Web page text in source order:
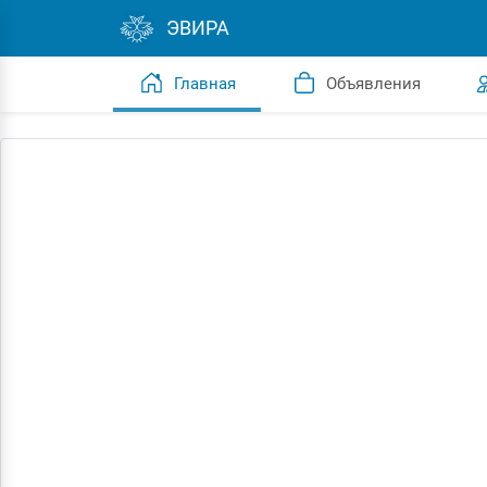
ЭВИРА
Главная Объявления